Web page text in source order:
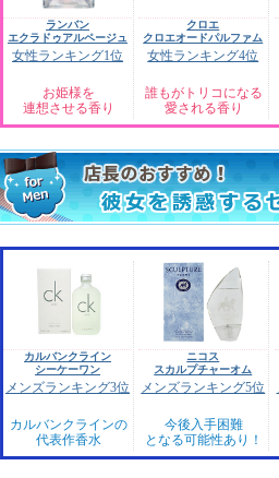
ランバン
エクラドゥアルページュ
女性ランキング1位
お姫様を
連想させる香り
クロエ
クロエオードパルファム
女性ランキング4位
誰もがトリコになる
愛される香り
カルバンクライン
シーケーワン
メンズランキング3位
カルバンクラインの
代表作香水
ニコス
スカルプチャーオム
メンズランキング5位
今後入手困難
となる可能性あり！